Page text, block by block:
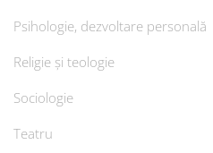
Psihologie, dezvoltare personală
Religie și teologie
Sociologie
Teatru